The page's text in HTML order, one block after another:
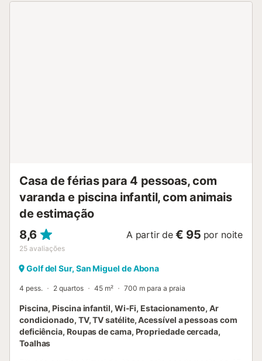
vivo e atividades como passeios d...
Casa de férias para 4 pessoas, com
varanda e piscina infantil, com animais
de estimação
8,6
25 avaliações
A partir de € 95 por noite
Golf del Sur, San Miguel de Abona
4 pess. 2 quartos 45 m² 700 m para a praia
Piscina, Piscina infantil, Wi-Fi, Estacionamento, Ar
condicionado, TV, TV satélite, Acessível a pessoas com
deficiência, Roupas de cama, Propriedade cercada,
Toalhas